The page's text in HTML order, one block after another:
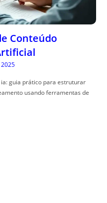
Conteúdo
guia prático para estruturar
usando ferramentas de